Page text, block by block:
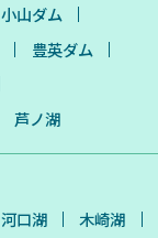
小山ダム
豊英ダム
芦ノ湖
河口湖
木崎湖